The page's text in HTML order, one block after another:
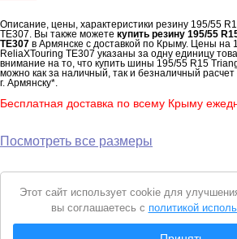
Описание, цены, характеристики резину 195/55
TE307. Вы также можете купить резину 195/55
TE307 в Армянске с доставкой по Крыму. Цены на
ReliaXTouring TE307 указаны за одну единицу
внимание на то, что купить шины 195/55 R15
можно как за наличный, так и безналичный
г. Армянску*.
Бесплатная доставка по всему Крыму
Посмотреть все размеры
Уведомление
cookie
Этот сайт использует cookie для
вы соглашаетесь с политикой